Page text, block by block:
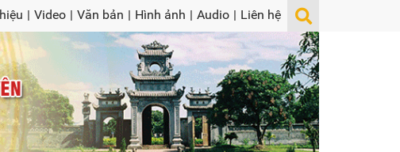
| Video | Văn bản | Hình ảnh | Audio | Liên hệ